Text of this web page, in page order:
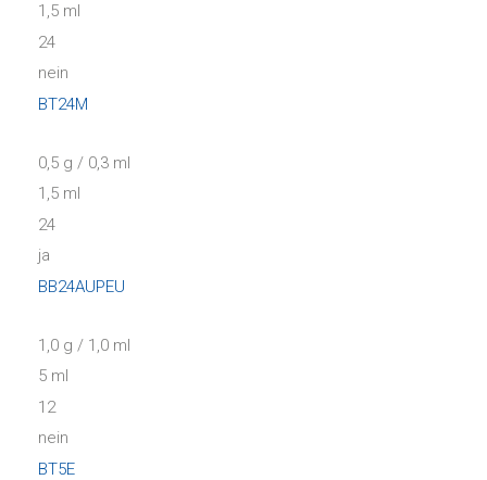
1,5 ml
24
nein
BT24M
0,5 g / 0,3 ml
1,5 ml
24
ja
BB24AUPEU
1,0 g / 1,0 ml
5 ml
12
nein
BT5E